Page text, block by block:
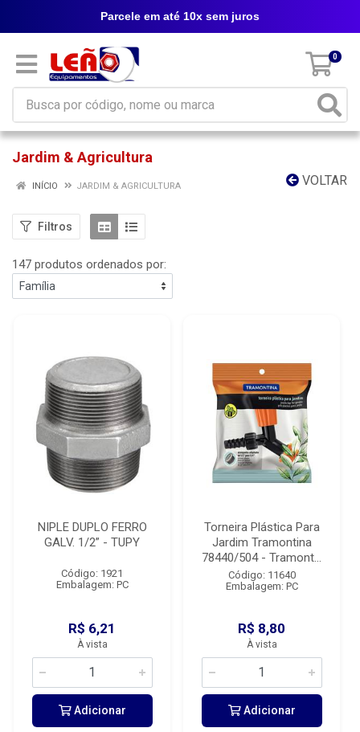
0
Parcele em até 10x sem juros
Jardim & Agricultura
VOLTAR
INÍCIO JARDIM & AGRICULTURA
Filtros
147 produtos ordenados por:
NIPLE DUPLO FERRO
GALV. 1/2” - TUPY
Código: 1921
Embalagem: PC
R$ 6,21
À vista
Adicionar
Torneira Plástica Para
Jardim Tramontina
78440/504 - Tramont...
Código: 11640
Embalagem: PC
R$ 8,80
À vista
Adicionar